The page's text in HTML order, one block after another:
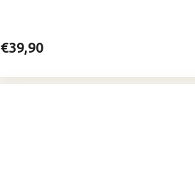
€39,90